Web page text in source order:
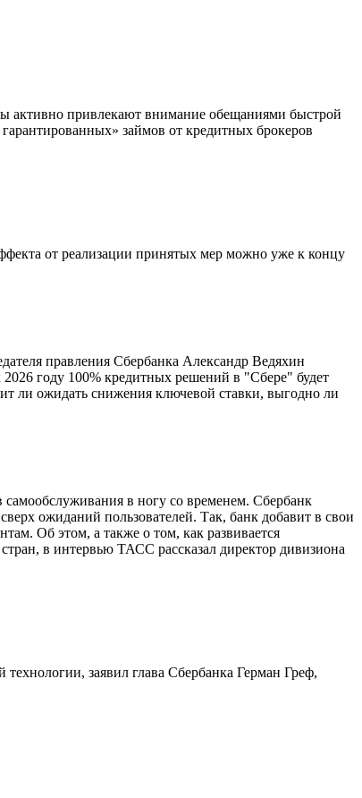
активно привлекают внимание обещаниями быстрой
займов от кредитных брокеров
от реализации принятых мер можно уже к концу
правления Сбербанка Александр Ведяхин
2026 году 100% кредитных решений в "Сбере" будет
ли ожидать снижения ключевой ставки, выгодно ли
самообслуживания в ногу со временем. Сбербанк
ожиданий пользователей. Так, банк добавит в свои
Об этом, а также о том, как развивается
в интервью ТАСС рассказал директор дивизиона
заявил глава Сбербанка Герман Греф,